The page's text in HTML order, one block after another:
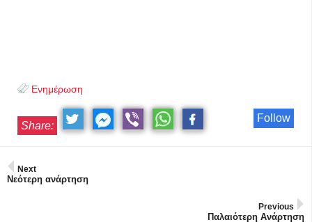
Ενημέρωση
Follow
Share:
Next
Νεότερη ανάρτηση
Previous
Παλαιότερη Ανάρτηση